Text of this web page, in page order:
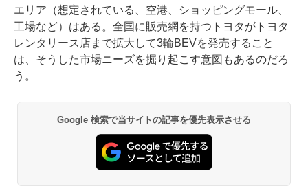
エリア（想定されている、空港、ショッピングモール、
工場など）はある。全国に販売網を持つトヨタがトヨタ
レンタリース店まで拡大して3輪BEVを発売すること
は、そうした市場ニーズを掘り起こす意図もあるのだろ
う。
Google 検索で当サイトの記事を優先表示させる